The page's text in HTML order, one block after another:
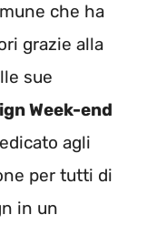
che ha
grazie alla
sue
Week-end
agli
per tutti di
in un